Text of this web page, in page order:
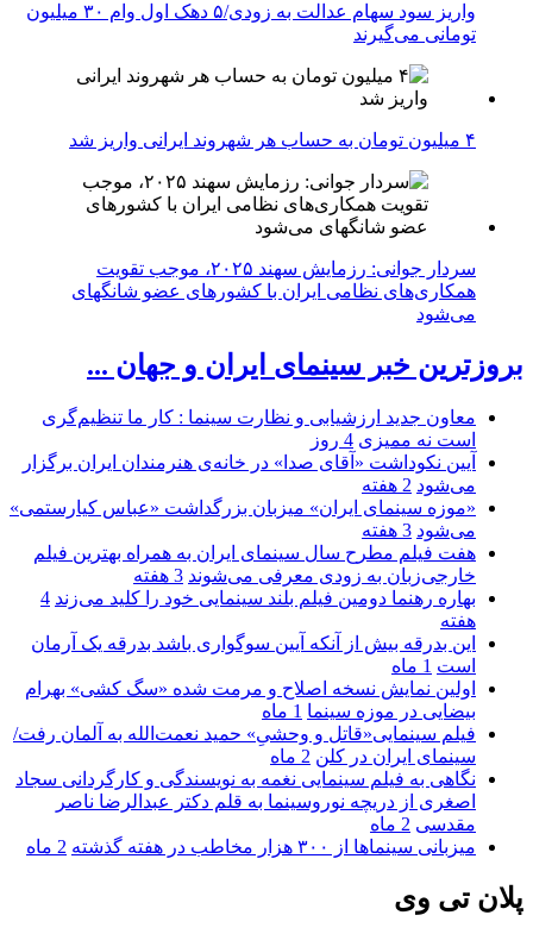
واریز سود سهام عدالت به زودی/۵ دهک اول وام ۳۰ میلیون
تومانی می‌گیرند
۴ میلیون تومان به حساب هر شهروند ایرانی واریز شد
سردار جوانی: رزمایش سهند ۲۰۲۵، موجب تقویت
همکاری‌های نظامی ایران با کشور‌های عضو شانگهای
می‌شود
بروزترین خبر سینمای ایران و جهان ...
معاون جدید ارزشیابی و نظارت سینما : کار ما تنظیم‌گری
است نه ممیزی 4 روز
آیین نکوداشت «آقای صدا» در خانه‌ی هنرمندان ایران برگزار
می‌شود 2 هفته
«موزه سینمای ایران» میزبان بزرگداشت «عباس کیارستمی»
می‌شود 3 هفته
هفت فیلم مطرح سال سینمای ایران به همراه بهترین فیلم
خارجی‌زبان به زودی معرفی می‌شوند 3 هفته
بهاره رهنما دومین فیلم بلند سینمایی خود را کلید می‌زند 4
هفته
این بدرقه بیش از آنکه آیین سوگواری باشد بدرقه یک آرمان
است 1 ماه
اولین نمایش نسخه اصلاح و مرمت شده «سگ کشی» بهرام
بیضایی در موزه سینما 1 ماه
فیلم سینمایی«قاتل و وحشیِ» حمید نعمت‌الله به آلمان رفت/
سینمای ایران در کلن 2 ماه
نگاهی به فیلم سینمایی نغمه به نویسندگی و کارگردانی سجاد
اصغری از دریچه نوروسینما به قلم دکتر عبدالرضا ناصر
مقدسی 2 ماه
میزبانی سینماها از ۳۰۰ هزار مخاطب در هفته گذشته
2 ماه
پلان تی وی